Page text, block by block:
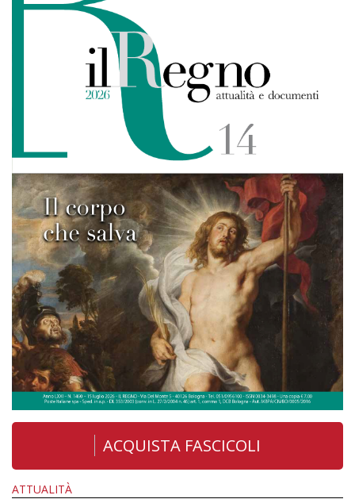
ACQUISTA FASCICOLI
ATTUALITÀ